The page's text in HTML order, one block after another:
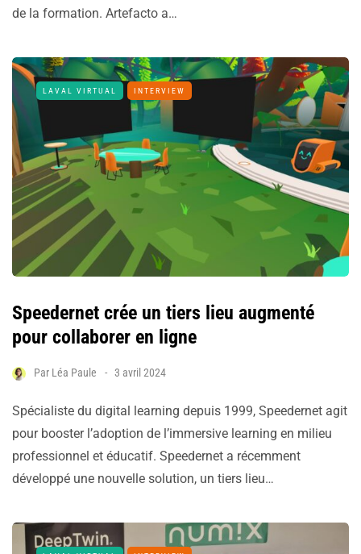
de la formation. Artefacto a…
LAVAL VIRTUAL INTERVIEW
Speedernet crée un tiers lieu augmenté
pour collaborer en ligne
Par Léa Paule 3 avril 2024
Spécialiste du digital learning depuis 1999, Speedernet agit
pour booster l’adoption de l’immersive learning en milieu
professionnel et éducatif. Speedernet a récemment
développé une nouvelle solution, un tiers lieu…